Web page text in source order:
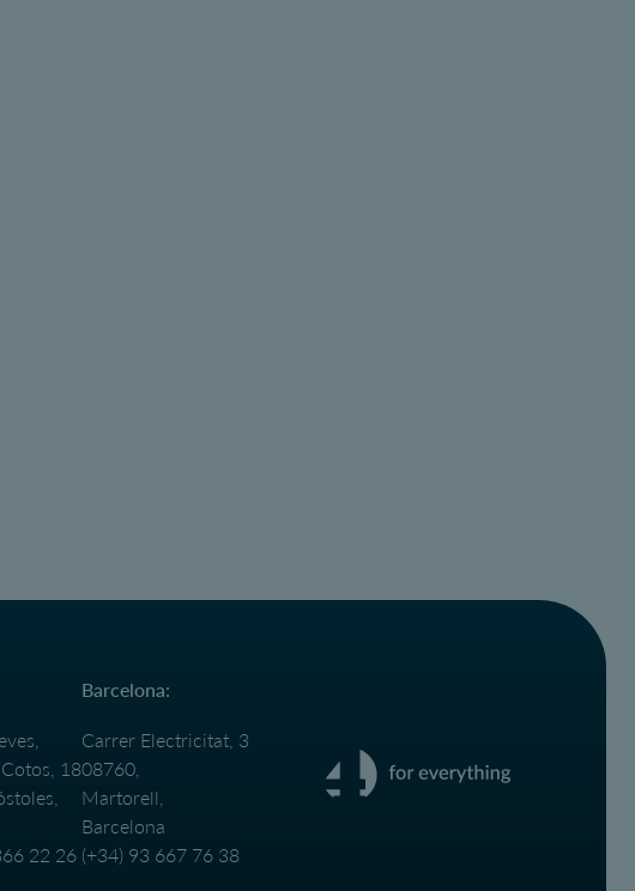
18
22 26
Barcelona:
Carrer Electricitat, 3
08760,
Martorell,
Barcelona
(+34) 93 667 76 38